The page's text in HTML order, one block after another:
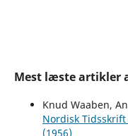
Mest læste artikler
Knud Waaben,
Nordisk
(1956)